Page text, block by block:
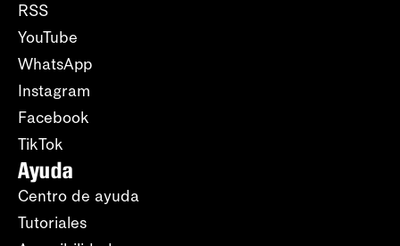
RSS
YouTube
WhatsApp
Instagram
Facebook
TikTok
Ayuda
Centro de ayuda
Tutoriales